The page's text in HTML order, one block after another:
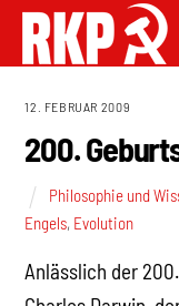
12. FEBRUAR 2009
200.
Philosophie und
Engels, Evolution
Anlässlich der